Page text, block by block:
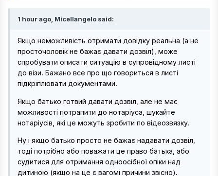
1 hour ago, Micellangelo said:
Якщо неможливість отримати довідку реальна (а не
просточоловік не бажає давати дозвіл), може
спробувати описати ситуацію в супровідному листі
до візи. Бажано все про що говориться в листі
підкріплювати документами.
Якщо батько готвий давати дозвіл, але не має
можливості потрапити до нотаріуса, шукайте
нотаріусів, які це можуть зробити по відеозвязку.
Ну і якщо батько просто не бажає надавати дозвіл,
тоді потрібно або поважати це право батька, або
судитися для отримання одноосібної опіки над
дитиною (якщо на це є вагомі причини звісно).